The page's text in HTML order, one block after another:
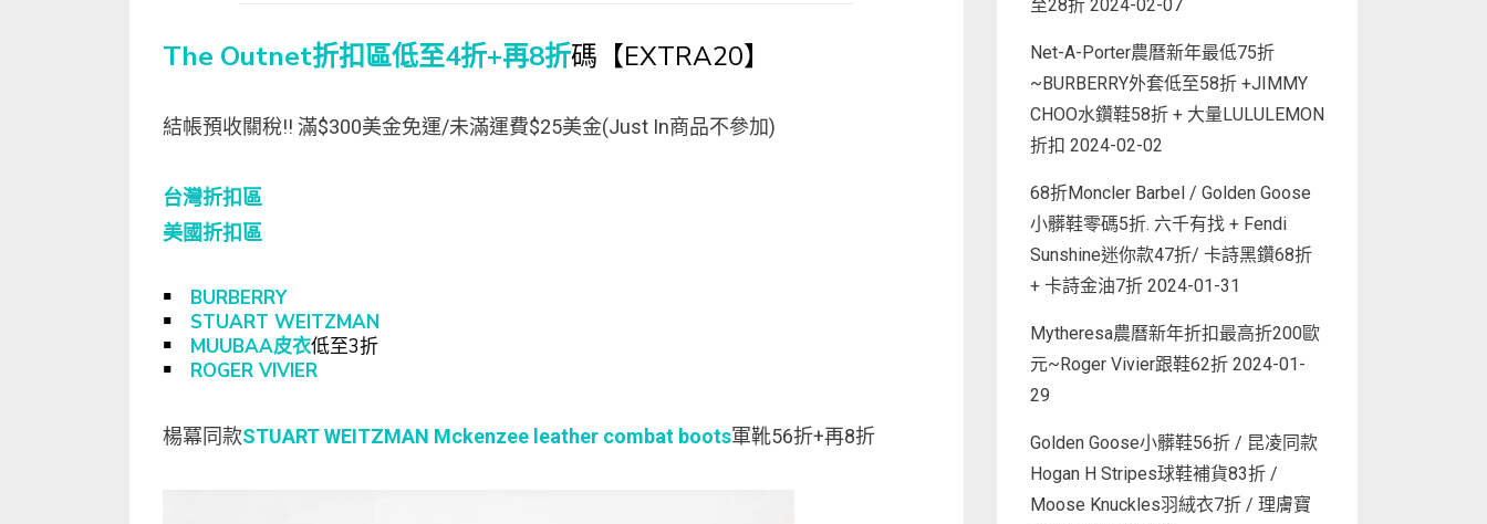
The Outnet折扣區低至4折+再8折碼【EXTRA20】
結帳預收關稅!! 滿$300美金免運/未滿運費$25美金(Just In商品不參加)
台灣折扣區
美國折扣區
￭ BURBERRY
￭ STUART WEITZMAN
￭ MUUBAA皮衣低至3折
￭ ROGER VIVIER
楊冪同款STUART WEITZMAN Mckenzee leather combat boots軍靴56折+再8折
至28折 2024-02-07
Net-A-Porter農曆新年最低75折
~BURBERRY外套低至58折 +JIMMY
CHOO水鑽鞋58折 + 大量LULULEMON
折扣 2024-02-02
68折Moncler Barbel / Golden Goose
小髒鞋零碼5折. 六千有找 + Fendi
Sunshine迷你款47折/ 卡詩黑鑽68折
+ 卡詩金油7折 2024-01-31
Mytheresa農曆新年折扣最高折200歐
元~Roger Vivier跟鞋62折 2024-01-
29
Golden Goose小髒鞋56折 / 昆凌同款
Hogan H Stripes球鞋補貨83折 /
Moose Knuckles羽絨衣7折 / 理膚寶